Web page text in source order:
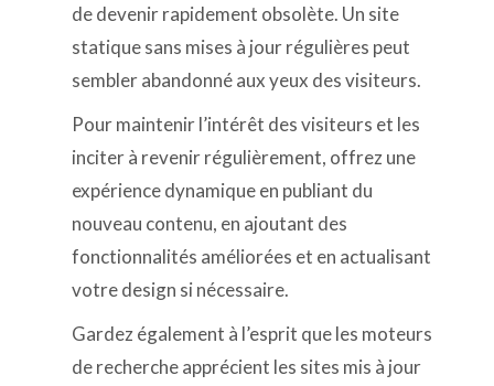
de devenir rapidement obsolète. Un site
statique sans mises à jour régulières peut
sembler abandonné aux yeux des visiteurs.
Pour maintenir l’intérêt des visiteurs et les
inciter à revenir régulièrement, offrez une
expérience dynamique en publiant du
nouveau contenu, en ajoutant des
fonctionnalités améliorées et en actualisant
votre design si nécessaire.
Gardez également à l’esprit que les moteurs
de recherche apprécient les sites mis à jour